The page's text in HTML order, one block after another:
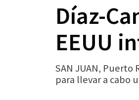
Díaz-
EEUU
SAN JUAN,
para llevar a cabo